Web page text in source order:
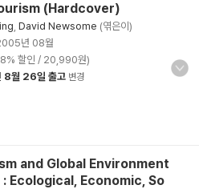
(Hardcover)
David Newsome (엮은이)
년 08월
할인 / 20,990원)
8월 26일 출고 변경
and Global Environment
Ecological, Economic, So